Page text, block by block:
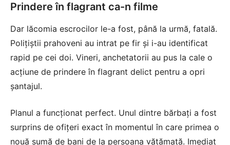
Prindere în flagrant ca-n filme
Dar lăcomia escrocilor le-a fost, până la urmă, fatală.
Polițiștii prahoveni au intrat pe fir și i-au identificat
rapid pe cei doi. Vineri, anchetatorii au pus la cale o
acțiune de prindere în flagrant delict pentru a opri
șantajul.
Planul a funcționat perfect. Unul dintre bărbați a fost
surprins de ofițeri exact în momentul în care primea o
nouă sumă de bani de la persoana vătămată. Imediat